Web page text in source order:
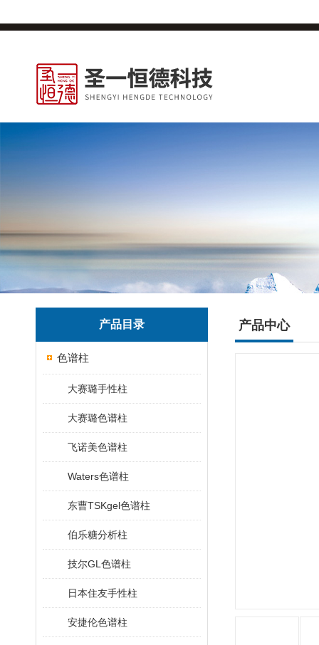
产品目录
色谱柱
大赛璐手性柱
大赛璐色谱柱
飞诺美色谱柱
Waters色谱柱
东曹TSKgel色谱柱
伯乐糖分析柱
技尔GL色谱柱
日本住友手性柱
安捷伦色谱柱
产品中心